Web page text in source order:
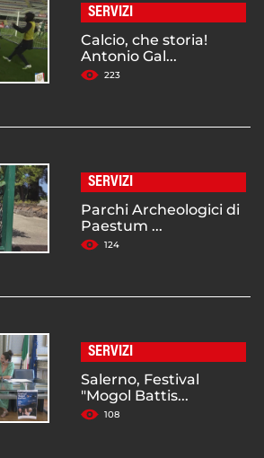
SERVIZI
Calcio, che storia!
Antonio Gal...
223
SERVIZI
Parchi Archeologici di
Paestum ...
124
SERVIZI
Salerno, Festival
"Mogol Battis...
108